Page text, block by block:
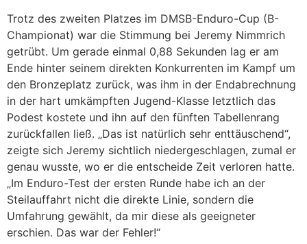
Trotz des zweiten Platzes im DMSB-Enduro-Cup (B-
Championat) war die Stimmung bei Jeremy Nimmrich
getrübt. Um gerade einmal 0,88 Sekunden lag er am
Ende hinter seinem direkten Konkurrenten im Kampf um
den Bronzeplatz zurück, was ihm in der Endabrechnung
in der hart umkämpften Jugend-Klasse letztlich das
Podest kostete und ihn auf den fünften Tabellenrang
zurückfallen ließ. „Das ist natürlich sehr enttäuschend“,
zeigte sich Jeremy sichtlich niedergeschlagen, zumal er
genau wusste, wo er die entscheide Zeit verloren hatte.
„Im Enduro-Test der ersten Runde habe ich an der
Steilauffahrt nicht die direkte Linie, sondern die
Umfahrung gewählt, da mir diese als geeigneter
erschien. Das war der Fehler!“